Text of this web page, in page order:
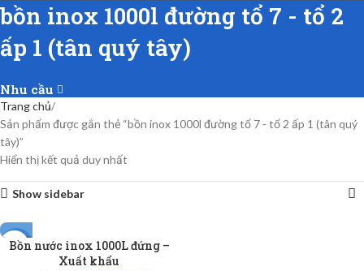
bồn inox 1000l đường tổ 7 - tổ 2
ấp 1 (tân quý tây)
Nhu cầu
Trang chủ
Sản phẩm được gắn thẻ “bồn inox 1000l đường tổ 7 - tổ 2 ấp 1 (tân quý
tây)”
Hiển thị kết quả duy nhất
Show sidebar
-5%
Bồn nước inox 1000L đứng –
Xuất khẩu